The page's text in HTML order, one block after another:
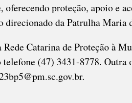
oferecendo proteção, apoio e
direcionado da Patrulha Maria
Rede Catarina de Proteção à
(47) 3431-8778. Outra